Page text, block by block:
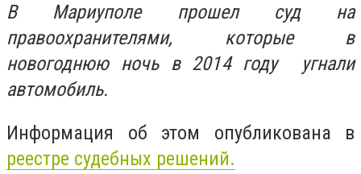
В Мариуполе прошел суд на
правоохранителями, которые в
новогоднюю ночь в 2014 году угнали
автомобиль.
Информация об этом опубликована в
реестре судебных решений.